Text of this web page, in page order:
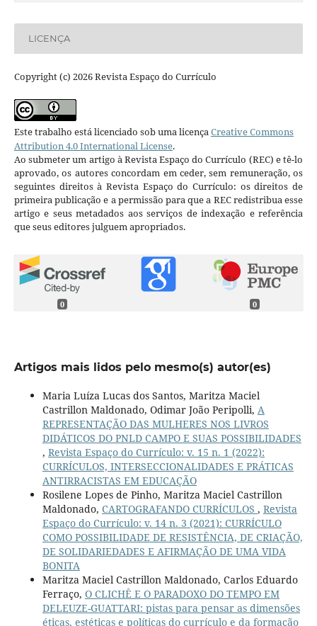
LICENÇA
Copyright (c) 2026 Revista Espaço do Currículo
Este trabalho está licenciado sob uma licençaCreative Commons
Attribution 4.0 International License.
Ao submeter um artigo à Revista Espaço do Currículo (REC) e tê-lo
aprovado, os autores concordam em ceder, sem remuneração, os
seguintes direitos à Revista Espaço do Currículo: os direitos de
primeira publicação e a permissão para que a REC redistribua esse
artigo e seus metadados aos serviços de indexação e referência
que seus editores julguem apropriados.
0 0
Artigos mais lidos pelo mesmo(s) autor(es)
Maria Luíza Lucas dos Santos, Maritza Maciel
Castrillon Maldonado, Odimar João Peripolli, A
REPRESENTAÇÃO DAS MULHERES NOS LIVROS
DIDÁTICOS DO PNLD CAMPO E SUAS POSSIBILIDADES
, Revista Espaço do Currículo: v. 15 n. 1 (2022):
CURRÍCULOS, INTERSECCIONALIDADES E PRÁTICAS
ANTIRRACISTAS EM EDUCAÇÃO
Rosilene Lopes de Pinho, Maritza Maciel Castrillon
Maldonado, CARTOGRAFANDO CURRÍCULOS , Revista
Espaço do Currículo: v. 14 n. 3 (2021): CURRÍCULO
COMO POSSIBILIDADE DE RESISTÊNCIA, DE CRIAÇÃO,
DE SOLIDARIEDADES E AFIRMAÇÃO DE UMA VIDA
BONITA
Maritza Maciel Castrillon Maldonado, Carlos Eduardo
Ferraço, O CLICHÊ E O PARADOXO DO TEMPO EM
DELEUZE-GUATTARI: pistas para pensar as dimensões
éticas, estéticas e políticas do currículo e da formação